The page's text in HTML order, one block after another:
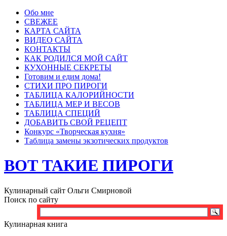
Обо мне
СВЕЖЕЕ
КАРТА САЙТА
ВИДЕО САЙТА
КОНТАКТЫ
КАК РОДИЛСЯ МОЙ САЙТ
КУХОННЫЕ СЕКРЕТЫ
Готовим и едим дома!
СТИХИ ПРО ПИРОГИ
ТАБЛИЦА КАЛОРИЙНОСТИ
ТАБЛИЦА МЕР И ВЕСОВ
ТАБЛИЦА СПЕЦИЙ
ДОБАВИТЬ СВОЙ РЕЦЕПТ
Конкурс «Творческая кухня»
Таблица замены экзотических продуктов
ВОТ ТАКИЕ ПИРОГИ
Кулинарный сайт Ольги Смирновой
Поиск по сайту
Кулинарная книга